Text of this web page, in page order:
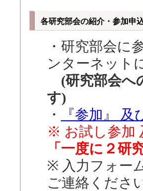
各研究部会の紹介・参加申
・研究部会に
ンターネット
(研究部会へ
す)
・
『参加』
※ お試し参加
「一度に２研
※ 入力フォー
ご連絡くださ